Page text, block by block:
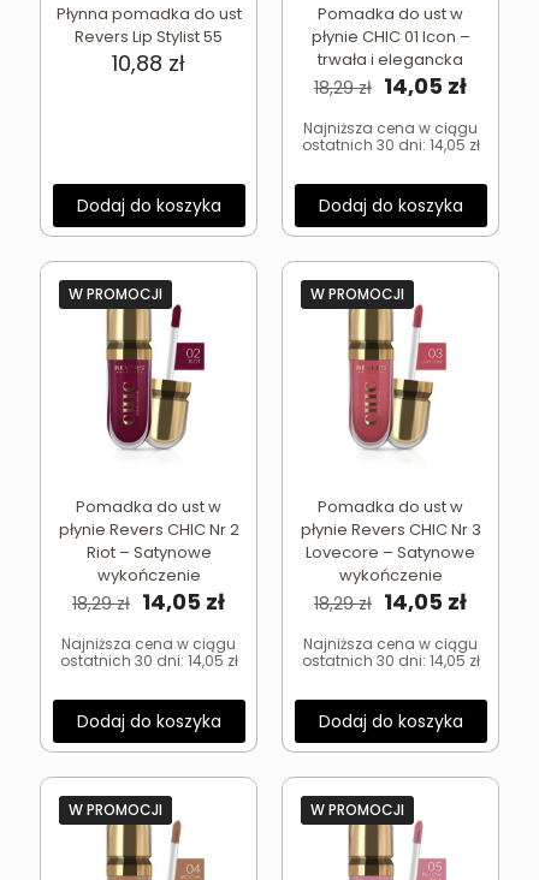
Płynna pomadka do ust
Revers Lip Stylist 55
10,88 zł
Dodaj do koszyka
Pomadka do ust w
płynie CHIC 01 Icon –
trwała i elegancka
18,29zł Pierwotna
wynosiła:
18,29 zł.
14,05 zł
14,05
Najniższa cena w ciągu
ostatnich 30 dni: 14,05 zł
Dodaj do koszyka
W PROMOCJI
Pomadka do ust w
płynie Revers CHIC Nr 2
Riot – Satynowe
wykończenie
18,29zł Pierwotna
wynosiła:
18,29 zł.
14,05 złAktualna
wynosi:
14,05 zł.
Najniższa cena w ciągu
ostatnich 30 dni: 14,05 zł
Dodaj do koszyka
W PROMOCJI
Pomadka do ust w
płynie Revers CHIC Nr 3
Lovecore – Satynowe
wykończenie
18,29zł Pierwotna
wynosiła:
18,29 zł.
14,05 zł
14,05
Najniższa cena w ciągu
ostatnich 30 dni: 14,05 zł
Dodaj do koszyka
W PROMOCJI W PROMOCJI